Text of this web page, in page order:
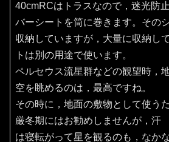
40cmRCはトラスなので，迷光防
バーシートを筒に巻きます。その
収納していますが，大量に収納し
トは別の用途で使います。
ペルセウス流星群などの観望時，
空を眺めるのは，最高ですね。
その時に，地面の敷物として使う
厳冬期にはお勧めしませんが，汗
は寝転がって星を観るのも，なか